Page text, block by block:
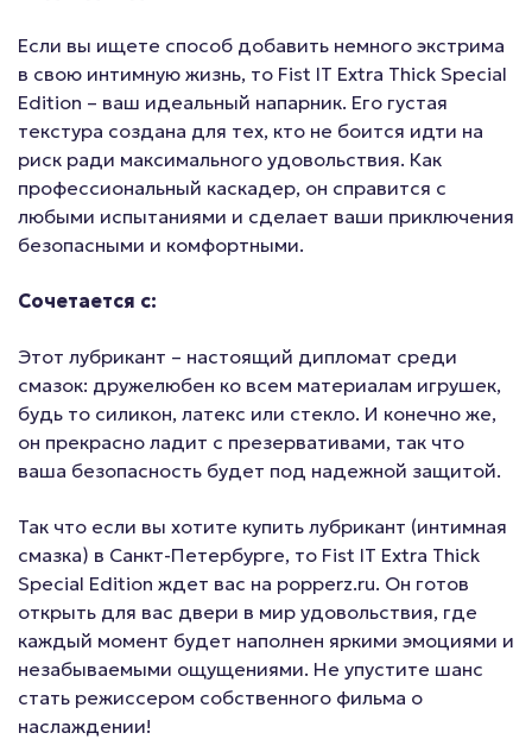
Если вы ищете способ добавить немного экстрима
в свою интимную жизнь, то Fist IT Extra Thick Special
Edition – ваш идеальный напарник. Его густая
текстура создана для тех, кто не боится идти на
риск ради максимального удовольствия. Как
профессиональный каскадер, он справится с
любыми испытаниями и сделает ваши приключения
безопасными и комфортными.
Сочетается с:
Этот лубрикант – настоящий дипломат среди
смазок: дружелюбен ко всем материалам игрушек,
будь то силикон, латекс или стекло. И конечно же,
он прекрасно ладит с презервативами, так что
ваша безопасность будет под надежной защитой.
Так что если вы хотите купить лубрикант (интимная
смазка) в Санкт-Петербурге, то Fist IT Extra Thick
Special Edition ждет вас на popperz.ru. Он готов
открыть для вас двери в мир удовольствия, где
каждый момент будет наполнен яркими эмоциями и
незабываемыми ощущениями. Не упустите шанс
стать режиссером собственного фильма о
наслаждении!